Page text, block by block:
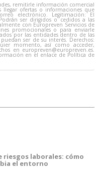
remitirle información comercial
llegar ofertas o informaciones que
electrónico. Legitimación: El
ser dirigidos o cedidos a las
con Europreven Servicios de
promocionales o para enviarle
por las entidades dentro de las
ser de su interés. Derechos:
momento, así como acceder,
en europreven@europreven.es.
en el enlace de Política de
laborales: cómo
el entorno